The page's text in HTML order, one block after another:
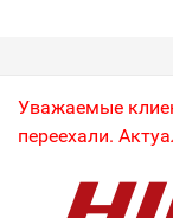
Уважаемые
переехали.